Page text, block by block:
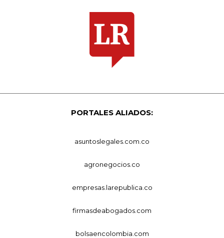
PORTALES ALIADOS:
asuntoslegales.com.co
agronegocios.co
empresas.larepublica.co
firmasdeabogados.com
bolsaencolombia.com